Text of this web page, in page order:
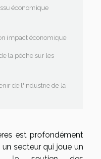
économique
impact économique
la pêche sur les
de l'industrie de la
est profondément
secteur qui joue un